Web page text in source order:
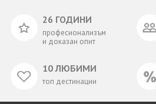
26 ГОДИНИ
професионализъм
и доказан опит
10 ЛЮБИМИ
топ дестинации